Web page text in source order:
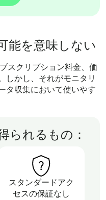
能を意味しない
スクリプション料金、価
しかし、それがモニタリ
タ収集において使いやす
られるもの：
スタンダードアク
セスの保証なし